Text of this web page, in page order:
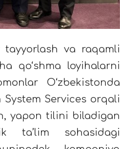
tayyorlash va raqamli
qo‘shma loyihalarni
O‘zbekistonda
Services orqali
yapon tilini biladigan
ta’lim sohasidagi